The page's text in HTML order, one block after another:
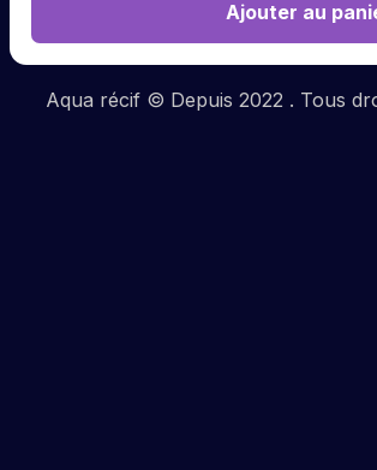
Ajouter au
Aqua récif © Depuis 2022 . Tous